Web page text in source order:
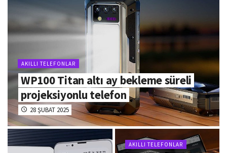
AKILLI TELEFONLAR
WP100 Titan altı ay bekleme süreli
projeksiyonlu telefon
28 ŞUBAT 2025
AKILLI TELEFONLAR